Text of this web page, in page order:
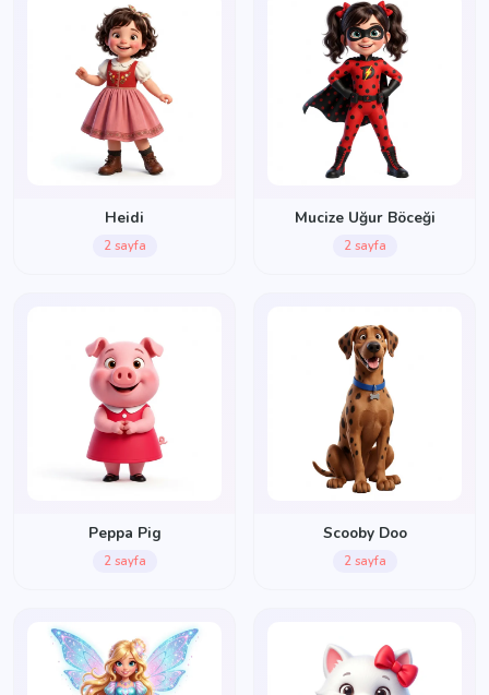
Heidi
2 sayfa
Mucize Uğur Böceği
2 sayfa
Peppa Pig
2 sayfa
Scooby Doo
2 sayfa